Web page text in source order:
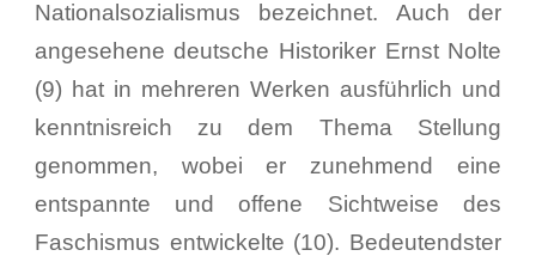
Nationalsozialismus bezeichnet. Auch der
angesehene deutsche Historiker Ernst Nolte
(9) hat in mehreren Werken ausführlich und
kenntnisreich zu dem Thema Stellung
genommen, wobei er zunehmend eine
entspannte und offene Sichtweise des
Faschismus entwickelte (10). Bedeutendster